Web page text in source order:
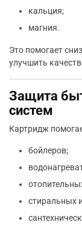
кальция;
магния.
Это помогает
улучшить
Защита
систем
Картридж
бойлеров;
стиральных